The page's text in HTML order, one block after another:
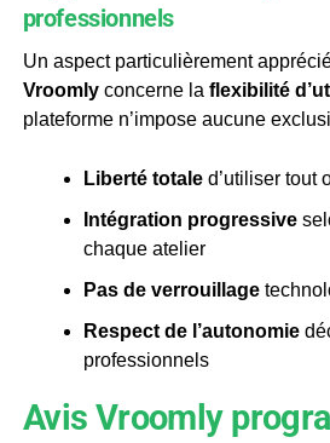
professionnels
Un aspect particulièrement
Vroomlyconcerne la flexibilité
plateforme n’impose aucune
Liberté totaled’utiliser tout
Intégration progressive
chaque atelier
Pas de verrouillage
Respect de l’autonomie
professionnels
Avis Vroomly